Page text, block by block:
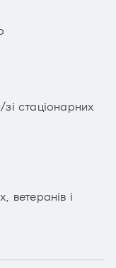
зі стаціонарних
ветеранів і